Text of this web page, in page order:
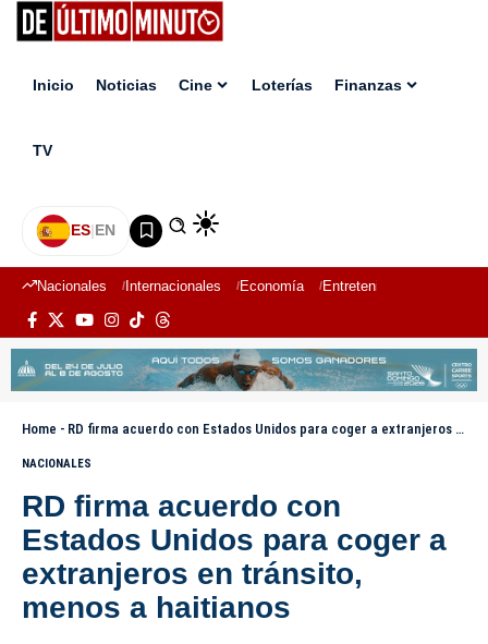
Inicio Noticias Cine Loterías Finanzas
TV
ES|EN
Nacionales Internacionales Economía Entretenimiento
Home - RD firma acuerdo con Estados Unidos para coger a extranjeros en tránsito, menos a haitianos
NACIONALES
RD firma acuerdo con
Estados Unidos para coger a
extranjeros en tránsito,
menos a haitianos